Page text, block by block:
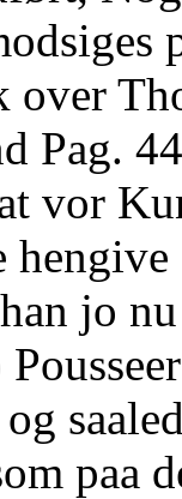
Pag.
vor
jo
paa